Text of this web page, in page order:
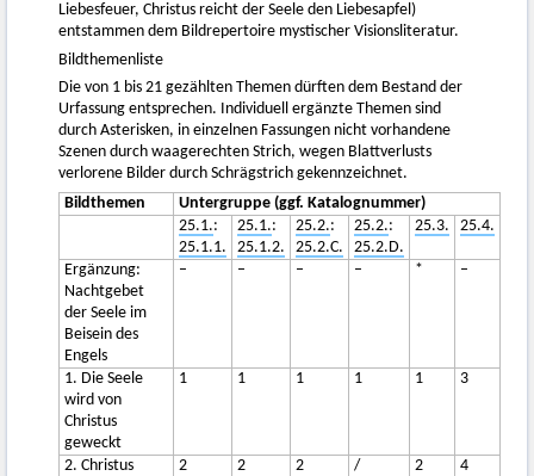
Liebesfeuer, Christus reicht der Seele den Liebesapfel)
entstammen dem Bildrepertoire mystischer Visionsliteratur.
Bildthemenliste
Die von 1 bis 21 gezählten Themen dürften dem Bestand der
Urfassung entsprechen. Individuell ergänzte Themen sind
durch Asterisken, in einzelnen Fassungen nicht vorhandene
Szenen durch waagerechten Strich, wegen Blattverlusts
verlorene Bilder durch Schrägstrich gekennzeichnet.
Bildthemen
Untergruppe (ggf. Katalognummer)
25.1.:
25.1.1.
25.1.:
25.1.2.
25.2.:
25.2.C.
25.2.:
25.2.D.
25.3. 25.4.
Ergänzung:
Nachtgebet
der Seele im
Beisein des
Engels
– – – – * –
1. Die Seele
wird von
Christus
geweckt
1 1 1 1 1 3
2. Christus
2 2 2 / 2 4